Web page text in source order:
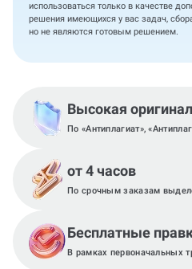
использоваться только в качестве
решения имеющихся у вас задач,
но не являются готовым решением.
Высокая
По «Антиплагиат»,
от 4 часов
По срочным заказам
Бесплатные
В рамках первоначальных